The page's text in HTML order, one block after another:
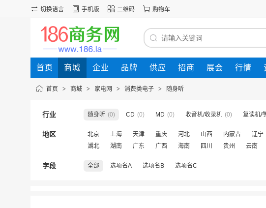
切换语言 手机版 二维码 购物车
首页 商城 企业 品牌 供应 招商 展会 行情
首页 > 商城 > 家电网 > 消费类电子 > 随身听
行业 随身听 (0) CD (0) MD (0) 收音机/收录机 (0) 复读机/
地区 北京 上海 天津 重庆 河北 山西 内蒙古 辽宁
湖北
湖南 广东 广西 海南 四川 贵州 云南
字段 全部 选项名A 选项名B 选项名C